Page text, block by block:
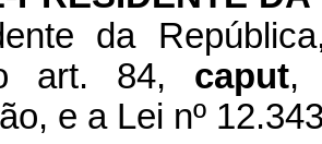
da
art. 84, caput,
e a Lei nº